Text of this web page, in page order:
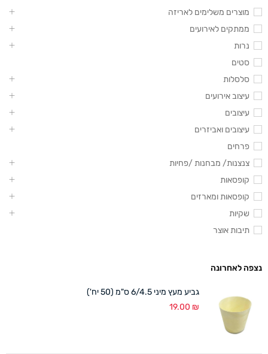
מוצרים משלימים לאריזה
ממתקים לאירועים
נרות
סטים
סלסלות
עיצוב אירועים
עיצובים
עיצובים ואביזרים
פרחים
צנצנות/ מבחנות /פחיות
קופסאות
קופסאות ומארזים
שקיות
תיבות אוצר
נצפה לאחרונה
גביע מעץ מיני 6/4.5 ס"מ (50 יח')
19.00 ₪